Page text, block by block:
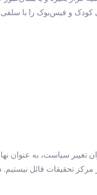
و فیس‌بوک را با
تغییر سیاست، به
مرکز تحقیقات قائل